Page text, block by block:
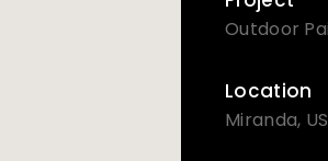
Outdoor
Location
Miranda,